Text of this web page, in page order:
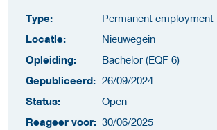
Type:
Permanent employment
Locatie:
Nieuwegein
Opleiding:
Bachelor (EQF 6)
Gepubliceerd: 26/09/2024
Status:
Open
Reageer voor: 30/06/2025